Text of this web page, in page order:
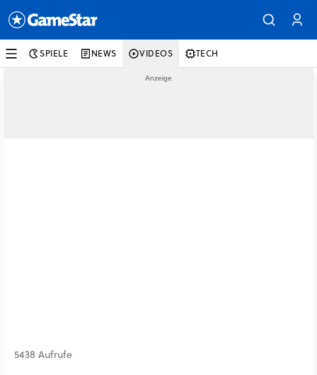
SPIELE NEWS VIDEOS TECH
5438 Aufrufe